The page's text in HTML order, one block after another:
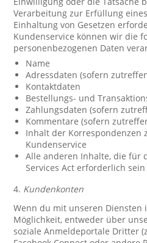
Verarbeitung zur Erfüllung
Einhaltung von Gesetzen
Kundenservice können wir die
personenbezogenen Daten
Name
Adressdaten (sofern
Kontaktdaten
Bestellungs- und
Zahlungsdaten (sofern
Kommentare (sofern
Inhalt der Korrespondenzen
Kundenservice
Alle anderen Inhalte, die für
Services Act erforderlich
4. Kundenkonten
Wenn du mit unseren
Möglichkeit, entweder über
soziale Anmeldeportale Dritter